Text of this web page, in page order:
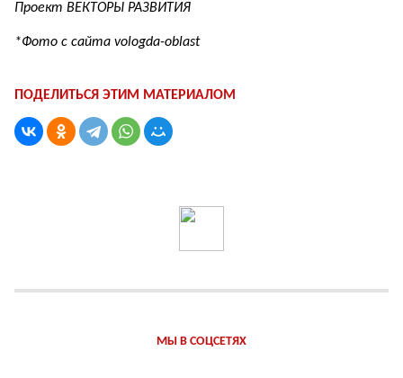
Проект ВЕКТОРЫ РАЗВИТИЯ
*Фото с сайта vologda-oblast
ПОДЕЛИТЬСЯ ЭТИМ МАТЕРИАЛОМ
МЫ В СОЦСЕТЯХ